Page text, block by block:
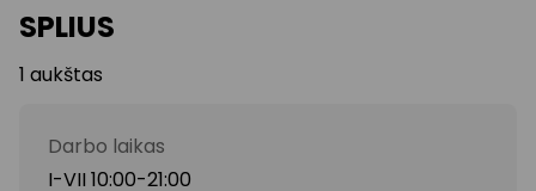
SPLIUS
1 aukštas
Darbo laikas
I-VII 10:00-21:00